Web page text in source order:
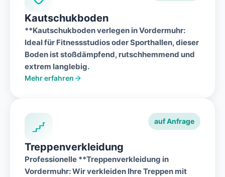
Kautschukboden
**Kautschukboden verlegen inVordermuhr:
Ideal für Fitnessstudios oder Sporthallen, dieser
Boden ist stoßdämpfend, rutschhemmend und
extrem langlebig.
Mehr erfahren
auf Anfrage
Treppenverkleidung
Professionelle **Treppenverkleidung in
Vordermuhr: Wir verkleiden Ihre Treppen mit